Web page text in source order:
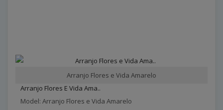
Arranjo Flores e Vida Amarelo
Arranjo Flores E Vida Ama..
Model: Arranjo Flores e Vida Amarelo